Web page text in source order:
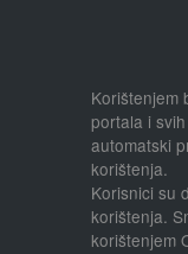
Korištenjem
portala i
automatski
korištenja.
Korisnici su
korištenja.
korištenjem